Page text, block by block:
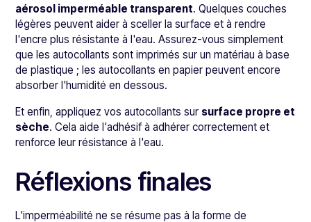
aérosol imperméable transparent. Quelques couches
légères peuvent aider à sceller la surface et à rendre
l'encre plus résistante à l'eau. Assurez-vous simplement
que les autocollants sont imprimés sur un matériau à base
de plastique ; les autocollants en papier peuvent encore
absorber l'humidité en dessous.
Et enfin, appliquez vos autocollants sur surface propre et
sèche. Cela aide l'adhésif à adhérer correctement et
renforce leur résistance à l'eau.
Réflexions finales
L'imperméabilité ne se résume pas à la forme de